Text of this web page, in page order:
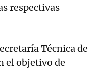
respectivas
Técnica de
el objetivo de